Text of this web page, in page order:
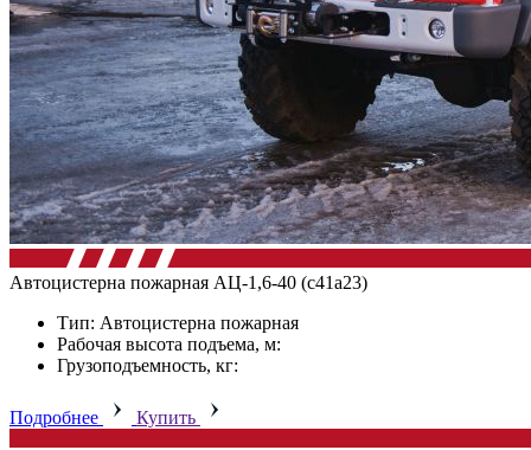
Автоцистерна пожарная АЦ-1,6-40 (с41а23)
Тип: Автоцистерна пожарная
Рабочая высота подъема, м:
Грузоподъемность, кг:
Подробнее Купить